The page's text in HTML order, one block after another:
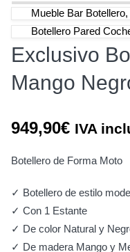
Mueble Bar
Botellero Pared
Exclusivo
Mango
949,90€ IVA
Botellero de Forma Moto
✓ Botellero de estilo
✓ Con 1 Estante
✓ De color Natural y
✓ De madera Mango y